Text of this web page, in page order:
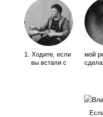
1. Ходите, если
вы встали с
мой